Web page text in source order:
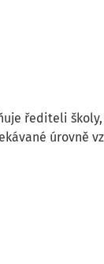
řediteli
úrovně